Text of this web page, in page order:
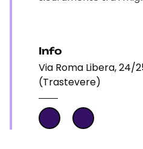
Info
Via Roma Libera, 24/
(Trastevere)